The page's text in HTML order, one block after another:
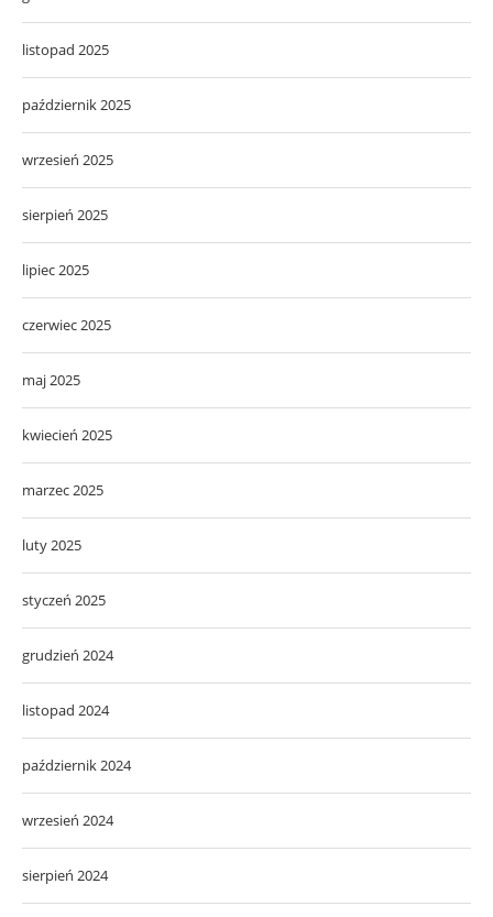
listopad 2025
październik 2025
wrzesień 2025
sierpień 2025
lipiec 2025
czerwiec 2025
maj 2025
kwiecień 2025
marzec 2025
luty 2025
styczeń 2025
grudzień 2024
listopad 2024
październik 2024
wrzesień 2024
sierpień 2024